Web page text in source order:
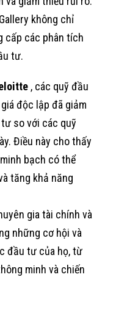
không chỉ
cấp các phân tích
tư.
, các quỹ đầu
độc lập đã giảm
so với các quỹ
Điều này cho thấy
bạch có thể
tăng khả năng
gia tài chính và
những cơ hội và
đầu tư của họ, từ
minh và chiến